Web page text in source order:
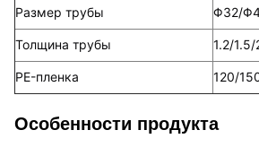
Размер трубы Φ32/
Толщина трубы 1.2/
PE-пленка 120/
Особенности продукта